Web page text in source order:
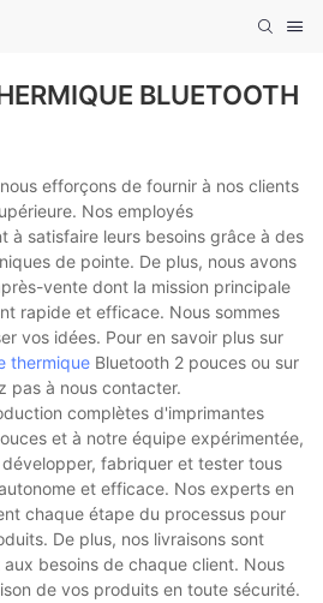
BLUETOOTH
efforçons de fournir à nos clients
Nos employés
à satisfaire leurs besoins grâce à des
de pointe. De plus, nous avons
vente dont la mission principale
rapide et efficace. Nous sommes
vos idées. Pour en savoir plus sur
thermique Bluetooth 2 pouces ou sur
pas à nous contacter.
complètes d'imprimantes
et à notre équipe expérimentée,
fabriquer et tester tous
et efficace. Nos experts en
chaque étape du processus pour
De plus, nos livraisons sont
besoins de chaque client. Nous
de vos produits en toute sécurité.